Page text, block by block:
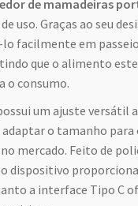
de mamadeiras
uso. Graças ao seu
facilmente em
que o alimento
o consumo.
um ajuste versátil
o tamanho para
mercado. Feito de
dispositivo
a interface Tipo C